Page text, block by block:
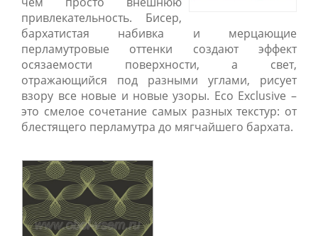
привлекательность. Бисер,
бархатистая набивка и мерцающие
перламутровые оттенки создают эффект
осязаемости поверхности, а свет,
отражающийся под разными углами, рисует
взору все новые и новые узоры. Eco Exclusive –
это смелое сочетание самых разных текстур: от
блестящего перламутра до мягчайшего бархата.